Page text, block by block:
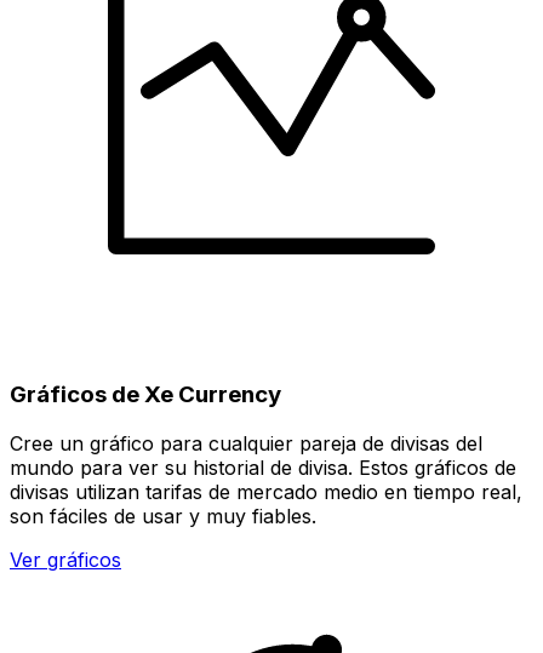
Gráficos de Xe Currency
Cree un gráfico para cualquier pareja de divisas del
mundo para ver su historial de divisa. Estos gráficos de
divisas utilizan tarifas de mercado medio en tiempo real,
son fáciles de usar y muy fiables.
Ver gráficos